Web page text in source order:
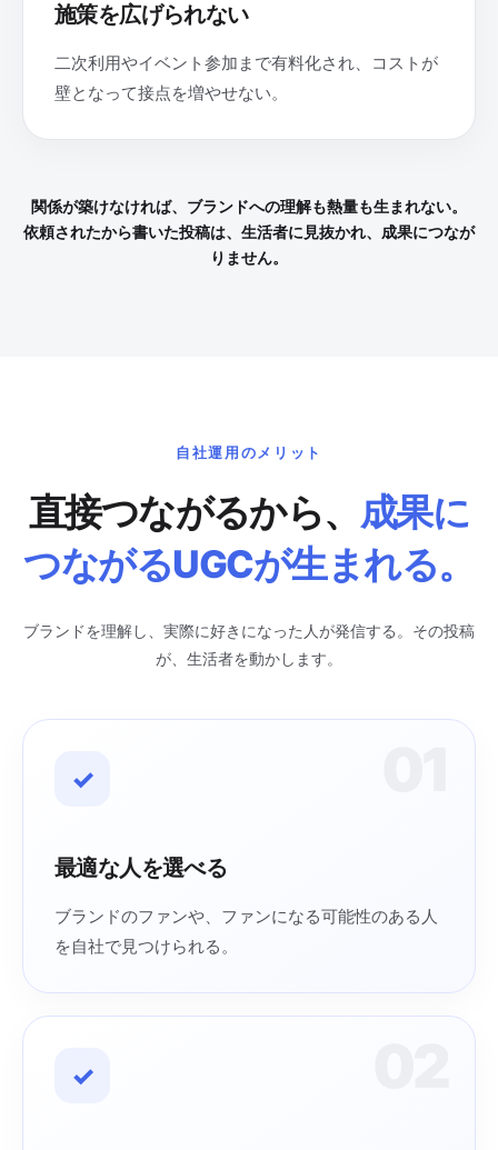
施策を広げられない
二次利用やイベント参加まで有料化され、コストが
壁となって接点を増やせない。
関係が築けなければ、ブランドへの理解も熱量も生まれない。
依頼されたから書いた投稿は、生活者に見抜かれ、成果につなが
りません。
自社運用のメリット
直接つながるから、 成果に
つながるUGCが生まれる。
ブランドを理解し、実際に好きになった人が発信する。その投稿
が、生活者を動かします。
✓
最適な人を選べる
ブランドのファンや、ファンになる可能性のある人
を自社で見つけられる。
✓